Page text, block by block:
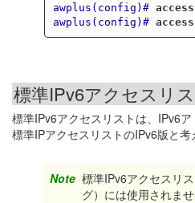
awplus(config)#
awplus(config)#
標準IPv6アクセスリ
標準IPv6アクセスリストは、IPv6
標準IPアクセスリストのIPv6版と考
Note 標準IPv6アクセスリ
グ）には使用されま